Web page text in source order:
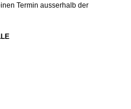
Termin ausserhalb der